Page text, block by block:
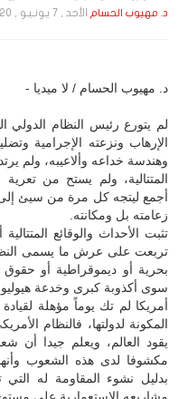
د. مهيوب الحسام الأحد , 7 يـونـيـو , 2020 الساعة 11:08:13 PM
د. مهيوب الحسام / لا ميديا -
لم يتورع رئيس النظام الدولي
الإرهاب ونزعته الإجرامية
وهندسة خداعه وألاعيبه، ولم
المتتالية، ولم يستح من
أجمع ليتجه كل مرة من سيئ
زعامته بل ومكانته.
تثبت الأحداث والوقائع
تربعت على عرش ما يسمى
بحرية أو ديموقراطية أو
سوى أكذوبة كبرى وخدعة
أمريكا لم تك يوماً مؤهلة لقيادة
المكونة لدولتها، فالنظام
يقود العالم، ويعلم جيدا أن
مكشوفا لدى هذه الشعوب
بدليل نشوء المقاومة له